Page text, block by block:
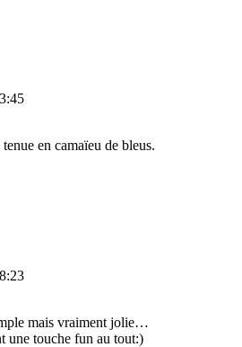
en camaïeu de bleus.
mais vraiment jolie…
une touche fun au tout:)